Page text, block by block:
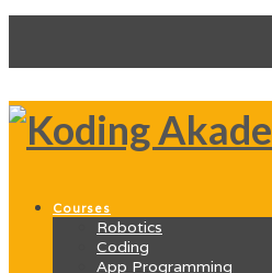
Courses
Robotics
Coding
App Programming